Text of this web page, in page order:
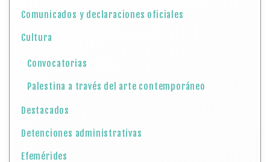
Comunicados y declaraciones oficiales
Cultura
Convocatorias
Palestina a través del arte contemporáneo
Destacados
Detenciones administrativas
Efemérides